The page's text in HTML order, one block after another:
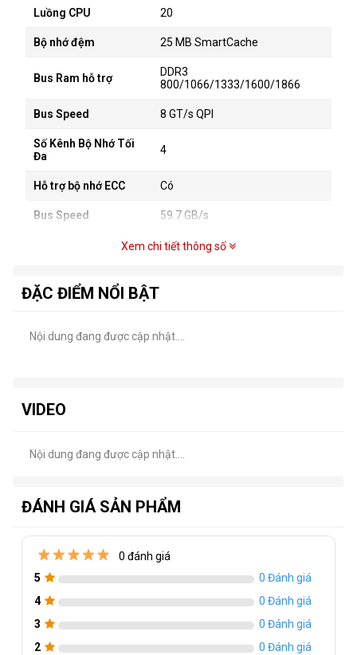
Luồng CPU 20
Bộ nhớ đệm 25 MB SmartCache
Bus Ram hỗ trợ
DDR3
800/1066/1333/1600/1866
Bus Speed 8 GT/s QPI
Số Kênh Bộ Nhớ Tối
Đa
4
Hỗ trợ bộ nhớ ECC Có
Bus Speed 59.7 GB/s
22 nm
TDP
Xem chi tiết thông số
ĐẶC ĐIỂM NỔI BẬT
Nội dung đang được cập nhật....
VIDEO
Nội dung đang được cập nhật....
ĐÁNH GIÁ SẢN PHẨM
0 đánh giá
5
0 Đánh giá
4
0 Đánh giá
3
0 Đánh giá
2
0 Đánh giá